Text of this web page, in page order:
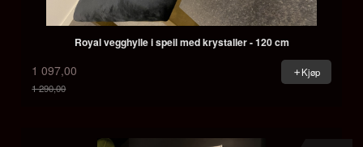
Royal vegghylle i speil med krystaller - 120 cm
1 097,00
1 290,00
Kjøp